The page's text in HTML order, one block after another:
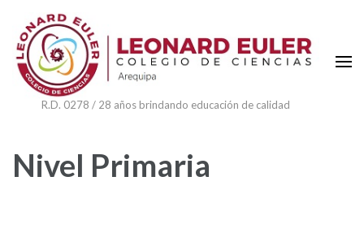
R.D. 0278 / 28 años brindando educación de calidad
Nivel Primaria